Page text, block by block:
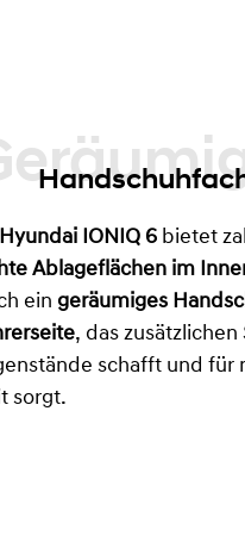
Hyundai IONIQ 6 bietet
Ablageflächen im
ein geräumiges
, das
schafft und für
sorgt.